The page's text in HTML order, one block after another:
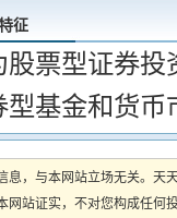
征
股票型证券
型基金和货币
，与本网站立场无关。
站证实，不对您构成任